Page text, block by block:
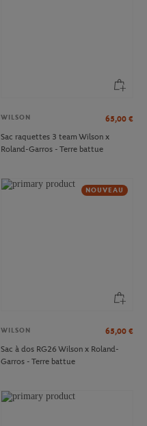
WILSON 65,00 €
Sac raquettes 3 team Wilson x
Roland-Garros - Terre battue
NOUVEAU
WILSON 65,00 €
Sac à dos RG26 Wilson x Roland-
Garros - Terre battue